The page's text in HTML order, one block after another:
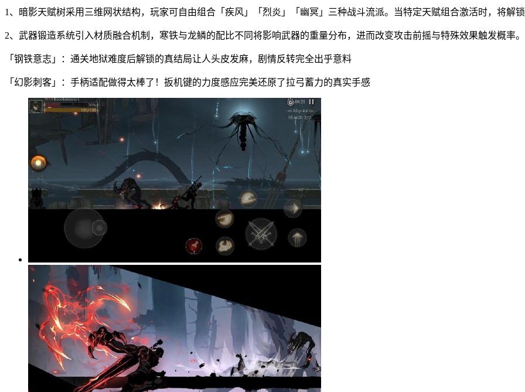
1、暗影天赋树采用三维网状结构，玩家可自由组合「疾风」「烈炎」「幽冥」三种战斗流派。当特定天赋组合激活时，将解
2、武器锻造系统引入材质融合机制，寒铁与龙鳞的配比不同将影响武器的重量分布，进而改变攻击前摇与特殊效果触发概率。
「钢铁意志」：通关地狱难度后解锁的真结局让人头皮发麻，剧情反转完全出乎意料
「幻影刺客」：手柄适配做得太棒了！扳机键的力度感应完美还原了拉弓蓄力的真实手感